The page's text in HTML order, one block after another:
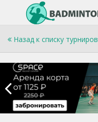
Назад к списку турниров